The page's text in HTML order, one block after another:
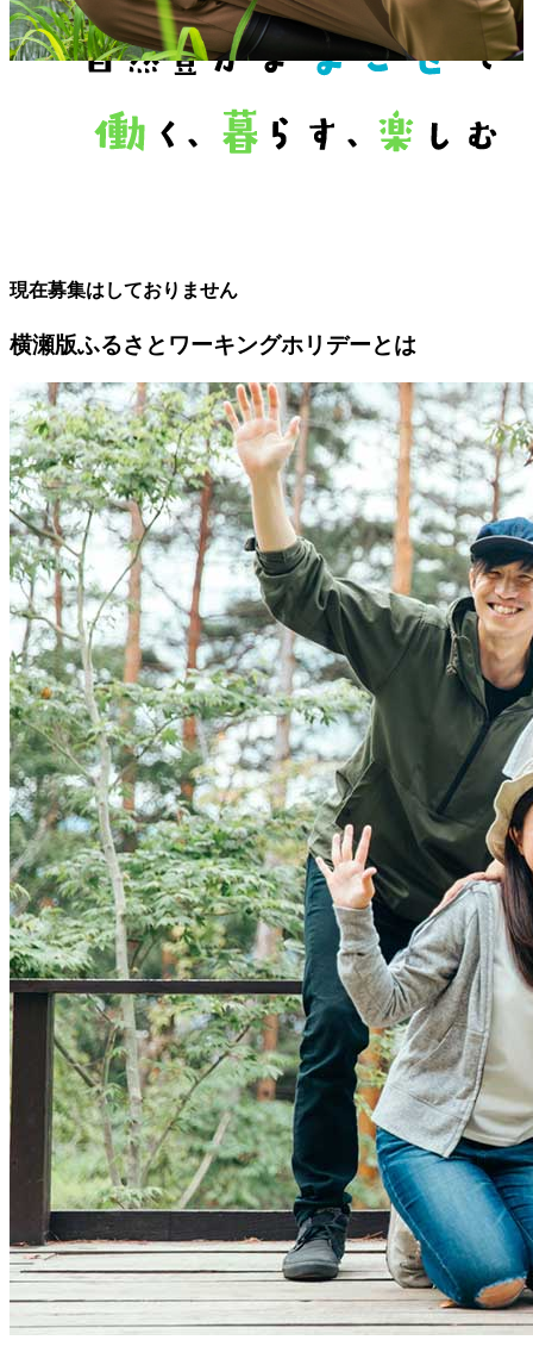
現在募集はしておりません
横瀬版ふるさとワーキングホリデーとは